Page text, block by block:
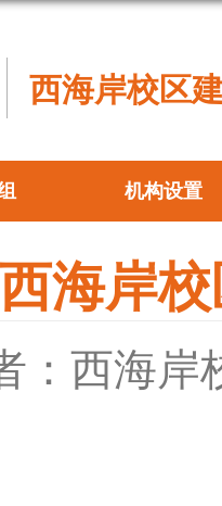
西海岸校区
机构设置
西海岸
：西海岸